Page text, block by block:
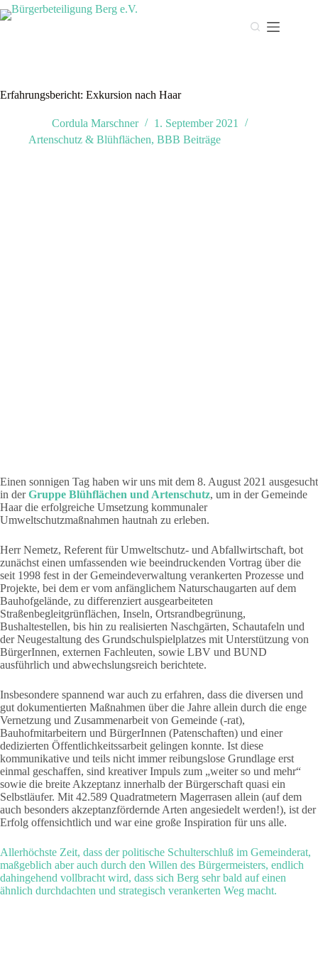
Zum
Inhalt
Erfahrungsbericht: Exkursion nach Haar
Cordula Marschner
1. September 2021
Artenschutz & Blühflächen, BBB Beiträge
Einen sonnigen Tag haben wir uns mit dem 8. August 2021 ausgesucht
in derGruppe Blühflächen und Artenschutz, um in der Gemeinde
Haar die erfolgreiche Umsetzung kommunaler
Umweltschutzmaßnahmen hautnah zu erleben.
Herr Nemetz, Referent für Umweltschutz- und Abfallwirtschaft, bot
zunächst einen umfassenden wie beeindruckenden Vortrag über die
seit 1998 fest in der Gemeindeverwaltung verankerten Prozesse und
Projekte, bei dem er vom anfänglichem Naturschaugarten auf dem
Bauhofgelände, zu differenziert ausgearbeiteten
Straßenbegleitgrünflächen, Inseln, Ortsrandbegrünung,
Bushaltestellen, bis hin zu realisierten Naschgärten, Schautafeln und
der Neugestaltung des Grundschulspielplatzes mit Unterstützung von
BürgerInnen, externen Fachleuten, sowie LBV und BUND
ausführlich und abwechslungsreich berichtete.
Insbesondere spannend war auch zu erfahren, dass die diversen und
gut dokumentierten Maßnahmen über die Jahre allein durch die enge
Vernetzung und Zusammenarbeit von Gemeinde (-rat),
Bauhofmitarbeitern und BürgerInnen (Patenschaften) und einer
dedizierten Öffentlichkeitssarbeit gelingen konnte. Ist diese
kommunikative und teils nicht immer reibungslose Grundlage erst
einmal geschaffen, sind kreativer Impuls zum „weiter so und mehr“
sowie die breite Akzeptanz innerhalb der Bürgerschaft quasi ein
Selbstläufer. Mit 42.589 Quadratmetern Magerrasen allein (auf dem
auch besonders akzeptanzfördernde Arten angesiedelt werden!), ist der
Erfolg offensichtlich und war eine große Inspiration für uns alle.
Allerhöchste Zeit, dass der politische Schulterschluß im Gemeinderat,
maßgeblich aber auch durch den Willen des Bürgermeisters, endlich
dahingehend vollbracht wird, dass sich Berg sehr bald auf einen
ähnlich durchdachten und strategisch verankerten Weg macht.